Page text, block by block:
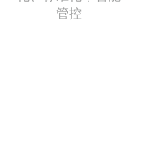
管控